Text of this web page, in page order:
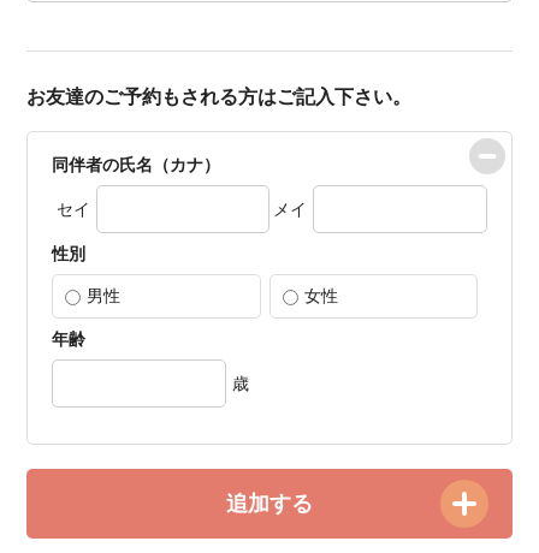
お友達のご予約もされる方はご記入下さい。
同伴者の氏名（カナ）
セイ メイ
性別
男性 女性
年齢
歳
追加する